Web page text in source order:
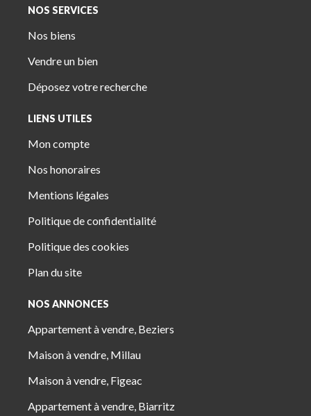
NOS SERVICES
Nos biens
Vendre un bien
Déposez votre recherche
LIENS UTILES
Mon compte
Nos honoraires
Mentions légales
Politique de confidentialité
Politique des cookies
Plan du site
NOS ANNONCES
Appartement à vendre, Beziers
Maison à vendre, Millau
Maison à vendre, Figeac
Appartement à vendre, Biarritz